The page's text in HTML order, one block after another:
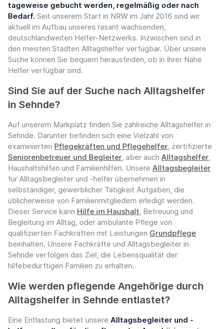
tageweise gebucht werden, regelmäßig oder nach
Bedarf. Seit unserem Start in NRW im Jahr 2016 sind wir
aktuell im Aufbau unseres rasant wachsenden,
deutschlandweiten Helfer-Netzwerks. Inzwischen sind in
den meisten Städten Alltagshelfer verfügbar. Über unsere
Suche können Sie bequem herausfinden, ob in Ihrer Nähe
Helfer verfügbar sind.
Sind Sie auf der Suche nach Alltagshelfer
in Sehnde?
Auf unserem Markplatz finden Sie zahlreiche Alltagshelfer in
Sehnde. Darunter befinden sich eine Vielzahl von
examinierten Pflegekräften und Pflegehelfer, zertifizierte
Seniorenbetreuer und Begleiter, aber auch Alltagshelfer,
Haushaltshilfen und Familienhilfen. Unsere Alltagsbegleiter
für Alltagsbegleiter und -helfer übernehmen in
selbständiger, gewerblicher Tätigkeit Aufgaben, die
üblicherweise von Familienmitgliedern erledigt werden.
Dieser Service kann Hilfe im Haushalt, Betreuung und
Begleitung im Alltag, oder ambulante Pflege von
qualifizierten Fachkräften mit Leistungen Grundpflege
beinhalten. Unsere Fachkräfte und Alltagsbegleiter in
Sehnde verfolgen das Ziel, die Lebensqualität der
hilfebedürftigen Familien zu erhalten.
Wie werden pflegende Angehörige durch
Alltagshelfer in Sehnde entlastet?
Eine Entlastung bietet unsere Alltagsbegleiter und -